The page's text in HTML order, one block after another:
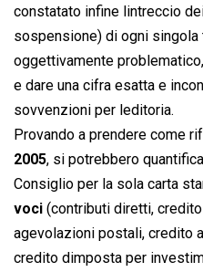
constatato infine lintreccio
sospensione) di ogni
oggettivamente
e dare una cifra esatta e
sovvenzioni per leditoria.
Provando a prendere come
2005, si potrebbero
Consiglio per la sola carta
voci (contributi diretti, credito
agevolazioni postali, credito
credito dimposta per